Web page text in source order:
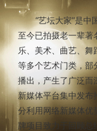
“艺坛大家”是中
至今已拍摄老一辈著
乐、美术、曲艺、
等多个艺术门类，部
播出，产生了广泛而
新媒体平台集中发布
分利用网络新媒体优
牌项目致力于回顾总